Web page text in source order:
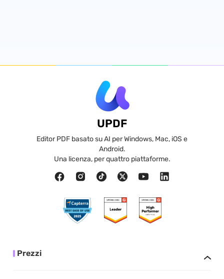
UPDF
Editor PDF basato su AI per Windows, Mac, iOS e
Android.
Una licenza, per quattro piattaforme.
Prezzi